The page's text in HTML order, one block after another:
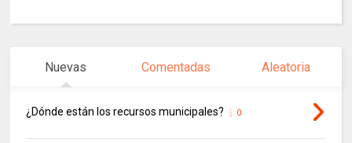
Nuevas Comentadas Aleatoria
¿Dónde están los recursos municipales? 0